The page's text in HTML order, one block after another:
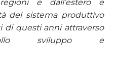
e dall’estero e
del sistema produttivo
di questi anni attraverso
sviluppo e